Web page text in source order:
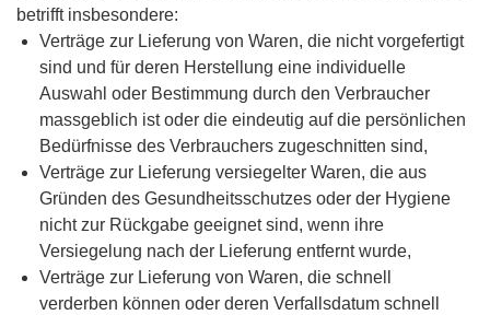
betrifft insbesondere:
Verträge zur Lieferung von Waren, die nicht vorgefertigt
sind und für deren Herstellung eine individuelle
Auswahl oder Bestimmung durch den Verbraucher
massgeblich ist oder die eindeutig auf die persönlichen
Bedürfnisse des Verbrauchers zugeschnitten sind,
Verträge zur Lieferung versiegelter Waren, die aus
Gründen des Gesundheitsschutzes oder der Hygiene
nicht zur Rückgabe geeignet sind, wenn ihre
Versiegelung nach der Lieferung entfernt wurde,
Verträge zur Lieferung von Waren, die schnell
verderben können oder deren Verfallsdatum schnell